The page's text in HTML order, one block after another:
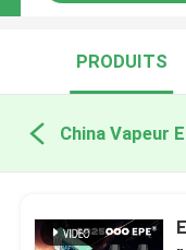
PRODUITS
China Vapeur